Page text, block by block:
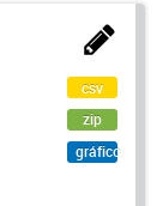
csv
zip
gráfico